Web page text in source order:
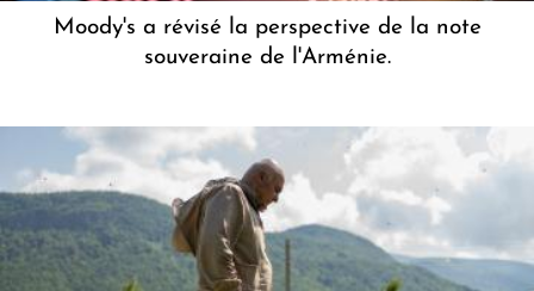
Moody's a révisé la perspective de la note
souveraine de l'Arménie.